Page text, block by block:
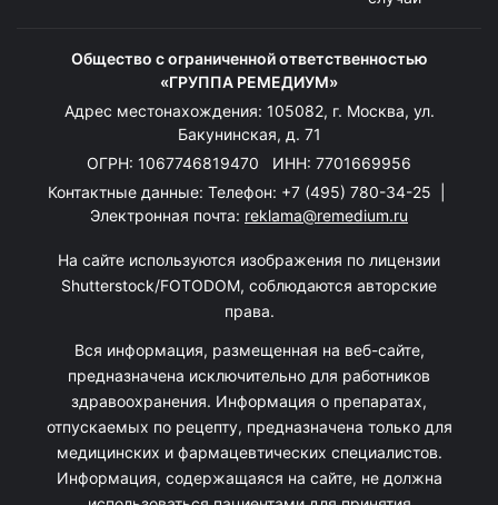
Общество с ограниченной ответственностью
«ГРУППА РЕМЕДИУМ»
Адрес местонахождения: 105082, г. Москва, ул.
Бакунинская, д. 71
ОГРН: 1067746819470 ИНН: 7701669956
Контактные данные: Телефон: +7 (495) 780-34-25
Электронная почта: reklama@remedium.ru
На сайте используются изображения по лицензии
Shutterstock/FOTODOM, соблюдаются авторские
права.
Вся информация, размещенная на веб-сайте,
предназначена исключительно для работников
здравоохранения. Информация о препаратах,
отпускаемых по рецепту, предназначена только для
медицинских и фармацевтических специалистов.
Информация, содержащаяся на сайте, не должна